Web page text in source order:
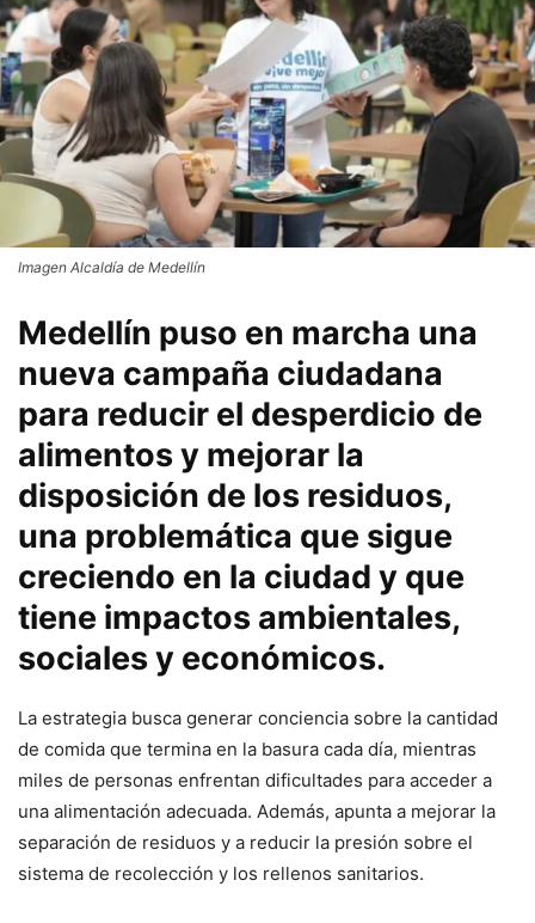
Imagen Alcaldía de Medellín
Medellín puso en marcha una
nueva campaña ciudadana
para reducir el desperdicio de
alimentos y mejorar la
disposición de los residuos,
una problemática que sigue
creciendo en la ciudad y que
tiene impactos ambientales,
sociales y económicos.
La estrategia busca generar conciencia sobre la cantidad
de comida que termina en la basura cada día, mientras
miles de personas enfrentan dificultades para acceder a
una alimentación adecuada. Además, apunta a mejorar la
separación de residuos y a reducir la presión sobre el
sistema de recolección y los rellenos sanitarios.